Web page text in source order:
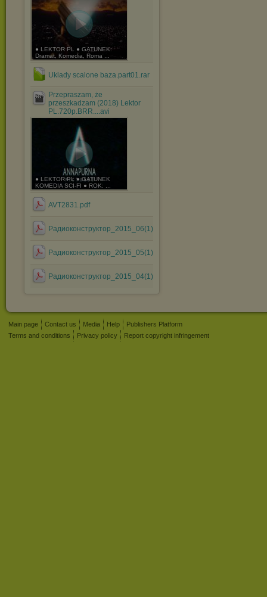
● LEKTOR PL ● GATUNEK:
Dramat, Komedia, Roma ...
Uklady scalone baza.part01.rar
Przepraszam, że
przeszkadzam (2018) Lektor
PL.720p.BRR....avi
● LEKTOR PL ● GATUNEK
KOMEDIA SCI-FI ● ROK: ...
AVT2831.pdf
Радиоконструктор_2015_06(1).pdf
Радиоконструктор_2015_05(1).pdf
Радиоконструктор_2015_04(1).pdf
Main page Contact us Media Help
Publishers Platform
Terms and conditions
Privacy policy Report copyright infringement